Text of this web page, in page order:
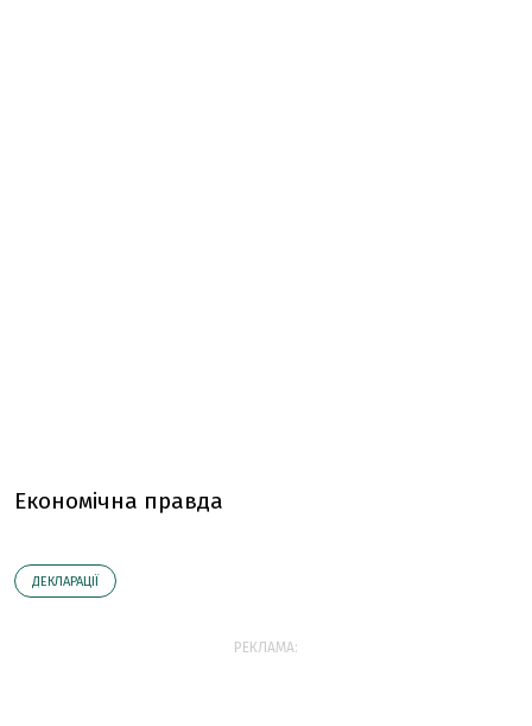
Економічна правда
ДЕКЛАРАЦІЇ
РЕКЛАМА: